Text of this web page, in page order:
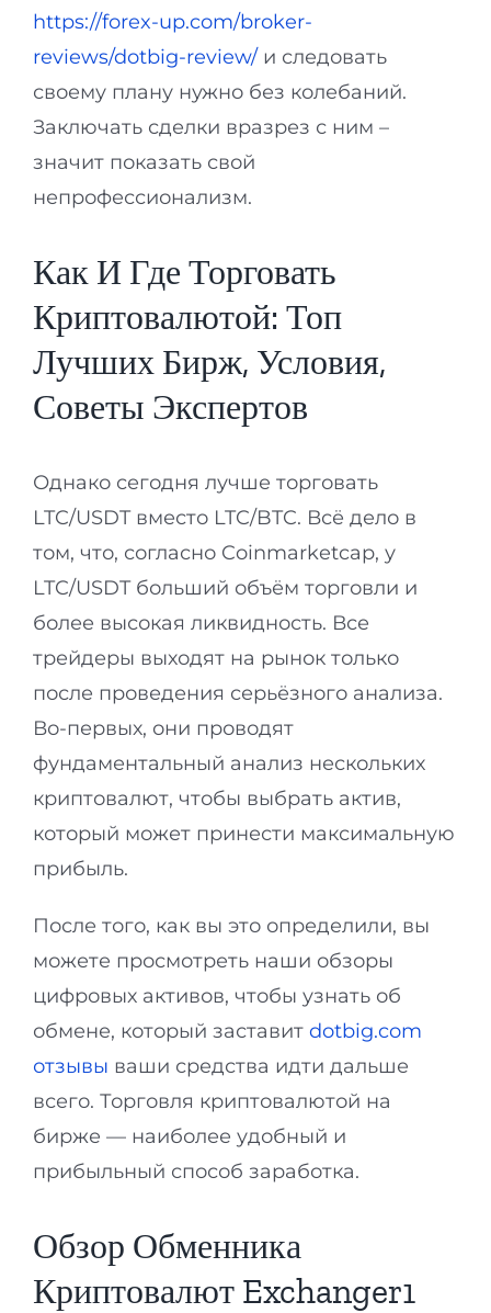
https://forex-up.com/broker-
reviews/dotbig-review/ и следовать
своему плану нужно без колебаний.
Заключать сделки вразрез с ним –
значит показать свой
непрофессионализм.
Как И Где Торговать
Криптовалютой: Топ
Лучших Бирж, Условия,
Советы Экспертов
Однако сегодня лучше торговать
LTC/USDT вместо LTC/BTC. Всё дело в
том, что, согласно Coinmarketcap, у
LTC/USDT больший объём торговли и
более высокая ликвидность. Все
трейдеры выходят на рынок только
после проведения серьёзного анализа.
Во-первых, они проводят
фундаментальный анализ нескольких
криптовалют, чтобы выбрать актив,
который может принести максимальную
прибыль.
После того, как вы это определили, вы
можете просмотреть наши обзоры
цифровых активов, чтобы узнать об
обмене, который заставит dotbig.com
отзывы ваши средства идти дальше
всего. Торговля криптовалютой на
бирже — наиболее удобный и
прибыльный способ заработка.
Обзор Обменника
Криптовалют Exchanger1